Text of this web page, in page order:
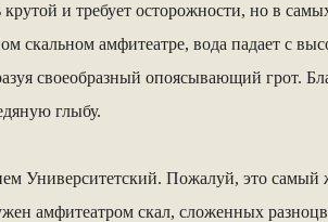
и требует осторожности, но в
скальном амфитеатре, вода падает с
своеобразный опоясывающий грот.
глыбу.
Университетский. Пожалуй, это
амфитеатром скал, сложенных